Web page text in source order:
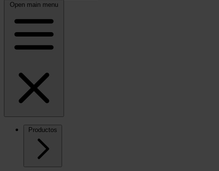
Open main menu
Productos